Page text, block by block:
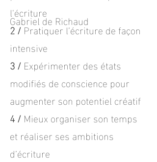
Gabriel de Richaud
l'écriture
2 /Pratiquer l’écriture de façon
intensive
3 /Expérimenter des états
modifiés de conscience pour
augmenter son potentiel créatif
4 /Mieux organiser son temps
et réaliser ses ambitions
d’écriture